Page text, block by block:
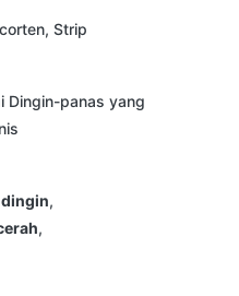
Strip
Dingin-panas yang
,
,